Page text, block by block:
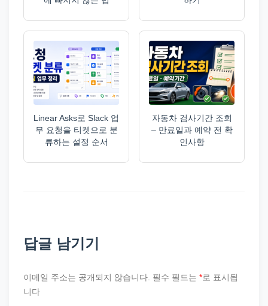
Linear Asks로 Slack 업
무 요청을 티켓으로 분
류하는 설정 순서
자동차 검사기간 조회
– 만료일과 예약 전 확
인사항
답글 남기기
이메일 주소는 공개되지 않습니다. 필수 필드는 *로 표시됩
니다